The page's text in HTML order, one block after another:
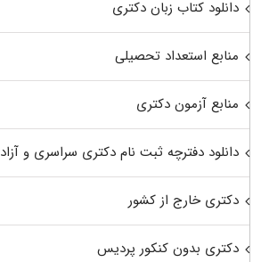
دانلود کتاب زبان دکتری
منابع استعداد تحصیلی
منابع آزمون دکتری
دانلود دفترچه ثبت نام دکتری سراسری و آزاد
دکتری خارج از کشور
دکتری بدون کنکور پردیس